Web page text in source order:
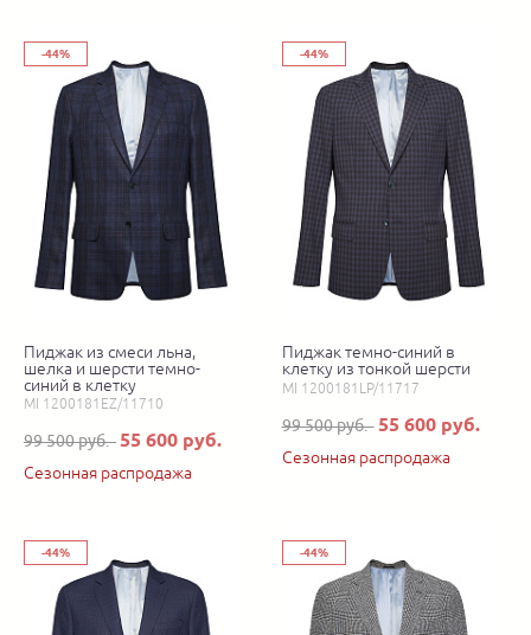
-44%
Пиджак из смеси льна,
шелка и шерсти темно-
синий в клетку
MI 1200181EZ/11710
99 500 руб.55 600 руб.
Сезонная распродажа
-44%
Пиджак темно-синий в
клетку из тонкой шерсти
MI 1200181LP/11717
99 500 руб. 55 600 руб.
Сезонная распродажа
-44% -44%